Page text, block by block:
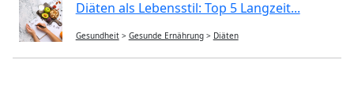
Diäten als Lebensstil: Top 5 Langzeit...
Gesundheit > Gesunde Ernährung > Diäten